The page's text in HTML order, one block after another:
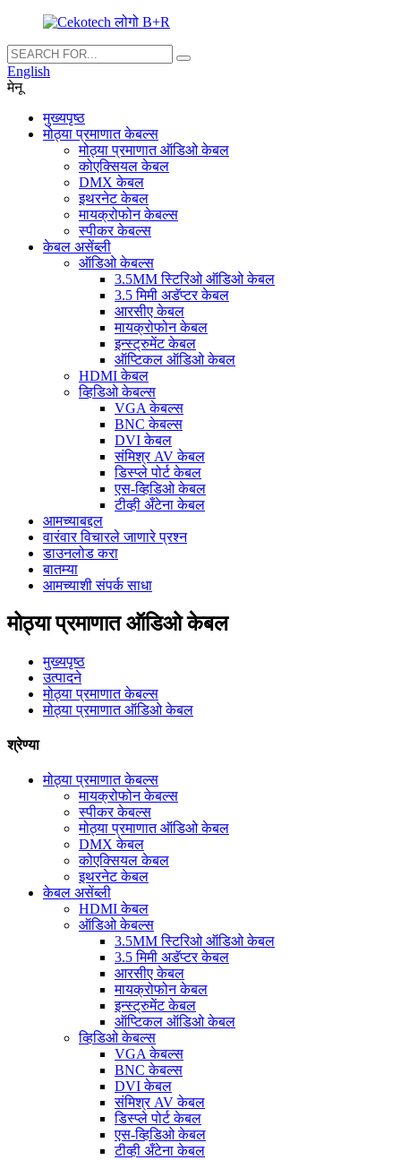
English
मेनू
मुख्यपृष्ठ
मोठ्या प्रमाणात केबल्स
मोठ्या प्रमाणात ऑडिओ केबल
कोएक्सियल केबल
DMX केबल
इथरनेट केबल
मायक्रोफोन केबल्स
स्पीकर केबल्स
केबल असेंब्ली
ऑडिओ केबल्स
3.5MM स्टिरिओ ऑडिओ केबल
3.5 मिमी अडॅप्टर केबल
आरसीए केबल
मायक्रोफोन केबल
इन्स्ट्रुमेंट केबल
ऑप्टिकल ऑडिओ केबल
HDMI केबल
व्हिडिओ केबल्स
VGA केबल्स
BNC केबल्स
DVI केबल
संमिश्र AV केबल
डिस्प्ले पोर्ट केबल
एस-व्हिडिओ केबल
टीव्ही अँटेना केबल
आमच्याबद्दल
वारंवार विचारले जाणारे प्रश्न
डाउनलोड करा
बातम्या
आमच्याशी संपर्क साधा
मोठ्या प्रमाणात ऑडिओ केबल
मुख्यपृष्ठ
उत्पादने
मोठ्या प्रमाणात केबल्स
मोठ्या प्रमाणात ऑडिओ केबल
श्रेण्या
मोठ्या प्रमाणात केबल्स
मायक्रोफोन केबल्स
स्पीकर केबल्स
मोठ्या प्रमाणात ऑडिओ केबल
DMX केबल
कोएक्सियल केबल
इथरनेट केबल
केबल असेंब्ली
HDMI केबल
ऑडिओ केबल्स
3.5MM स्टिरिओ ऑडिओ केबल
3.5 मिमी अडॅप्टर केबल
आरसीए केबल
मायक्रोफोन केबल
इन्स्ट्रुमेंट केबल
ऑप्टिकल ऑडिओ केबल
व्हिडिओ केबल्स
VGA केबल्स
BNC केबल्स
DVI केबल
संमिश्र AV केबल
डिस्प्ले पोर्ट केबल
एस-व्हिडिओ केबल
टीव्ही अँटेना केबल